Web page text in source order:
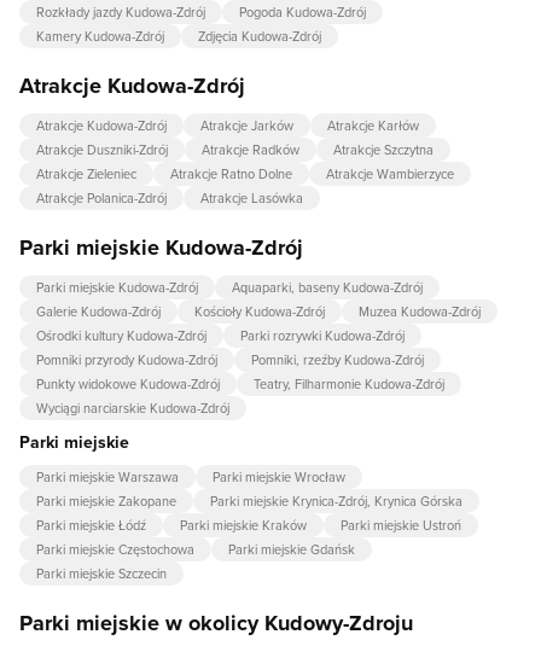
Rozkłady jazdy Kudowa-Zdrój
Pogoda Kudowa-Zdrój
Kamery Kudowa-Zdrój
Zdjęcia Kudowa-Zdrój
Atrakcje Kudowa-Zdrój
Atrakcje Kudowa-Zdrój Atrakcje Jarków
Atrakcje Karłów
Atrakcje Duszniki-Zdrój
Atrakcje Radków
Atrakcje Szczytna
Atrakcje Zieleniec
Atrakcje Ratno Dolne
Atrakcje Wambierzyce
Atrakcje Polanica-Zdrój
Atrakcje Lasówka
Parki miejskie Kudowa-Zdrój
Parki miejskie Kudowa-Zdrój
Aquaparki, baseny Kudowa-Zdrój
Galerie Kudowa-Zdrój
Kościoły Kudowa-Zdrój
Muzea Kudowa-Zdrój
Ośrodki kultury Kudowa-Zdrój
Parki rozrywki Kudowa-Zdrój
Pomniki przyrody Kudowa-Zdrój
Pomniki, rzeźby Kudowa-Zdrój
Punkty widokowe Kudowa-Zdrój
Teatry, Filharmonie Kudowa-Zdrój
Wyciągi narciarskie Kudowa-Zdrój
Parki miejskie
Parki miejskie Warszawa
Parki miejskie Wrocław
Parki miejskie Zakopane
Parki miejskie Krynica-Zdrój, Krynica Górska
Parki miejskie Łódź
Parki miejskie Kraków
Parki miejskie Ustroń
Parki miejskie Częstochowa
Parki miejskie Gdańsk
Parki miejskie Szczecin
Parki miejskie w okolicy Kudowy-Zdroju